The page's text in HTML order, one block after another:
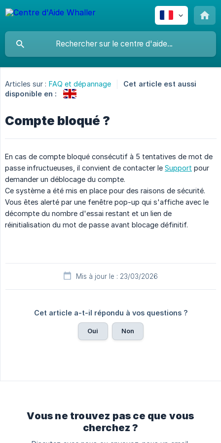
Articles sur : FAQ et dépannage
Cet article est aussi
disponible en :
Compte bloqué ?
En cas de compte bloqué consécutif à 5 tentatives de mot de
passe infructueuses, il convient de contacter le Support pour
demander un déblocage du compte.
Ce système a été mis en place pour des raisons de sécurité.
Vous êtes alerté par une fenêtre pop-up qui s'affiche avec le
décompte du nombre d'essai restant et un lien de
réinitialisation du mot de passe avant blocage définitif.
Mis à jour le : 23/03/2026
Cet article a-t-il répondu à vos questions ?
Oui Non
Vous ne trouvez pas ce que vous
cherchez ?